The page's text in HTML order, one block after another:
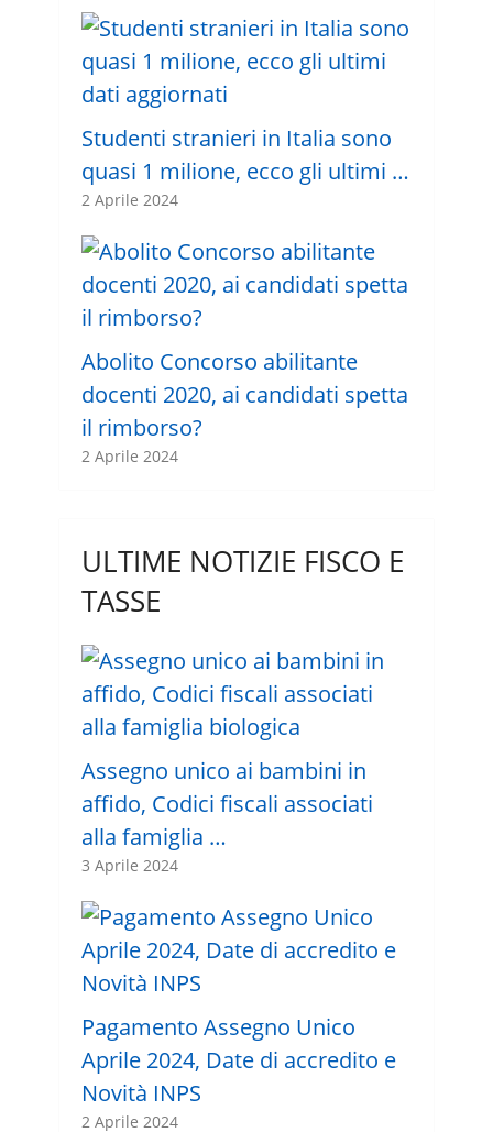
Studenti stranieri in Italia sono
quasi 1 milione, ecco gli ultimi …
2 Aprile 2024
Abolito Concorso abilitante
docenti 2020, ai candidati spetta
il rimborso?
2 Aprile 2024
ULTIME NOTIZIE FISCO E
TASSE
Assegno unico ai bambini in
affido, Codici fiscali associati
alla famiglia …
3 Aprile 2024
Pagamento Assegno Unico
Aprile 2024, Date di accredito e
Novità INPS
2 Aprile 2024